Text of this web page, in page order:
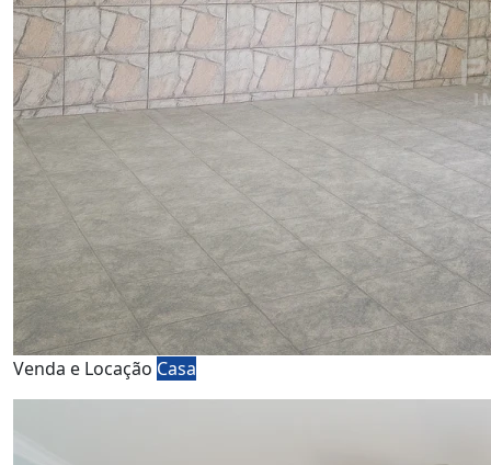
Venda e Locação Casa